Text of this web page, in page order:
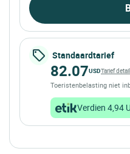
Standaardtarief
82.07USDTarief
Toeristenbelasting niet
Verdien 4,94